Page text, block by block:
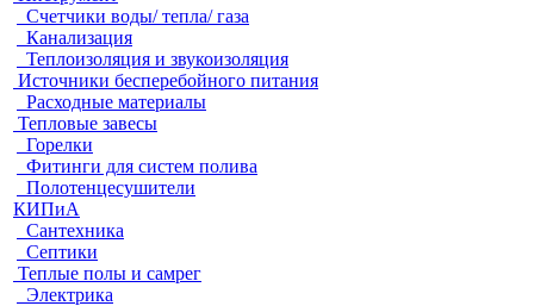
Счетчики воды/ тепла/ газа
Канализация
Теплоизоляция и звукоизоляция
Источники бесперебойного питания
Расходные материалы
Тепловые завесы
Горелки
Фитинги для систем полива
Полотенцесушители
КИПиА
Сантехника
Септики
Теплые полы и самрег
Электрика